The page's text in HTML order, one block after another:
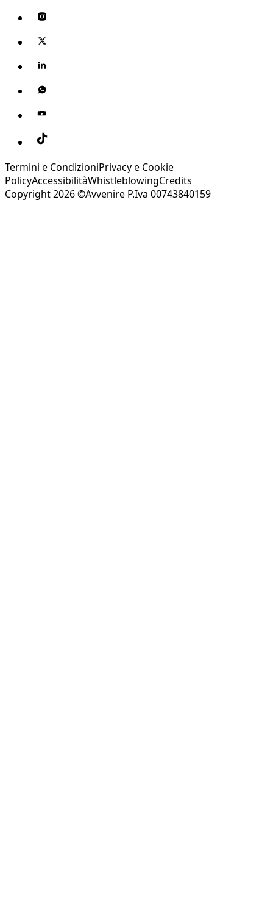
Termini e CondizioniPrivacy e Cookie
PolicyAccessibilitàWhistleblowingCredits
Copyright 2026 ©Avvenire P.Iva 00743840159